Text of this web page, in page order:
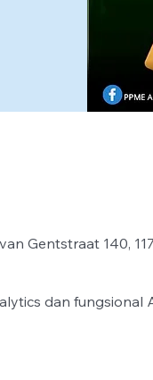
Gentstraat 140,
dan fungsional